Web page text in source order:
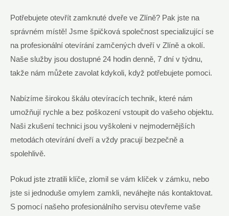
Potřebujete otevřít zamknuté dveře ve Zlíně? Pak jste na
správném místě! Jsme špičková společnost specializující se
na profesionální otevírání zamčených dveří v Zlíně a okolí.
Naše služby jsou dostupné 24 hodin denně, 7 dní v týdnu,
takže nám můžete zavolat kdykoli, když potřebujete pomoci.
Nabízíme širokou škálu otevíracích technik, které nám
umožňují rychle a bez poškození vstoupit do vašeho objektu.
Naši zkušení technici jsou vyškoleni v nejmodernějších
metodách otevírání dveří a vždy pracují bezpečně a
spolehlivě.
Pokud jste ztratili klíče, zlomil se vám klíček v zámku, nebo
jste si jednoduše omylem zamkli, neváhejte nás kontaktovat.
S pomocí našeho profesionálního servisu otevřeme vaše